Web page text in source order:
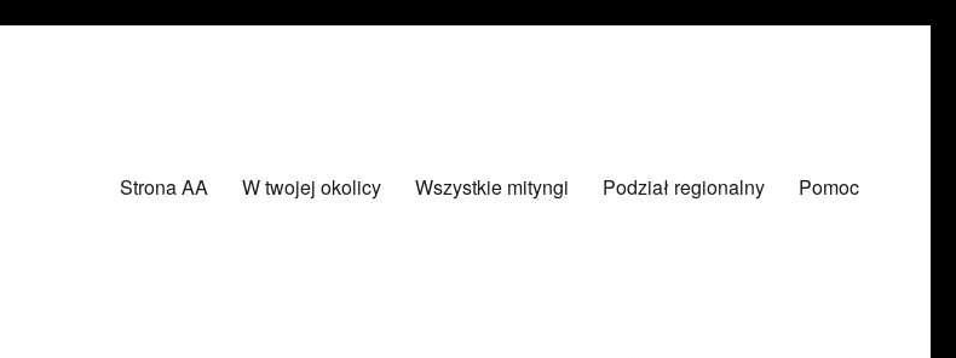
Strona AA W twojej okolicy Wszystkie mityngi Podział regionalny Pomoc